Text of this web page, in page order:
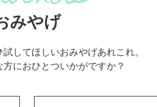
みやげ
してほしいおみやげあれこれ。
におひとついかがですか？